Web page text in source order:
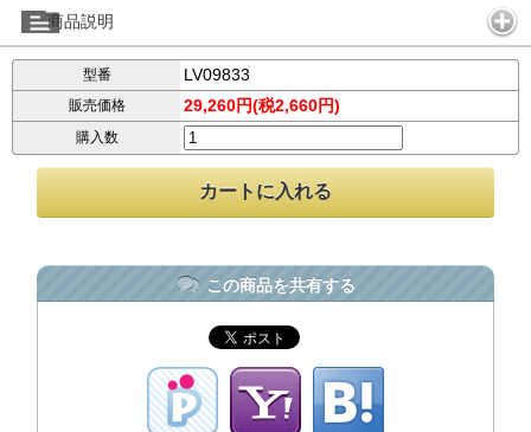
商品説明
型番 LV09833
販売価格 29,260円(税2,660円)
購入数
この商品を共有する